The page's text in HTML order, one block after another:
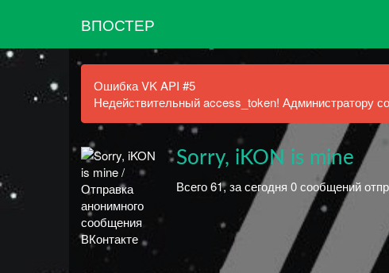
ВПОСТЕР
Ошибка VK API #5
Недействительный access_token! Администратору
Sorry, iKON is mine
Всего 61, за сегодня 0 сообщений